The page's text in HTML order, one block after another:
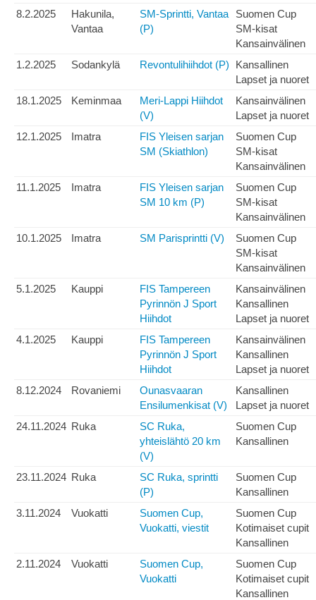
8.2.2025
Hakunila,
Vantaa
SM-Sprintti, Vantaa
(P)
Suomen Cup
SM-kisat
Kansainvälinen
1.2.2025
Sodankylä Revontulihiihdot (P)
Kansallinen
Lapset ja nuoret
18.1.2025
Keminmaa
Meri-Lappi Hiihdot
(V)
Kansainvälinen
Lapset ja nuoret
12.1.2025
Imatra
FIS Yleisen sarjan
SM (Skiathlon)
Suomen Cup
SM-kisat
Kansainvälinen
11.1.2025
Imatra
FIS Yleisen sarjan
SM 10 km (P)
Suomen Cup
SM-kisat
Kansainvälinen
10.1.2025
Imatra SM Parisprintti (V)
Suomen Cup
SM-kisat
Kansainvälinen
5.1.2025
Kauppi
FIS Tampereen
Pyrinnön J Sport
Hiihdot
Kansainvälinen
Kansallinen
Lapset ja nuoret
4.1.2025
Kauppi
FIS Tampereen
Pyrinnön J Sport
Hiihdot
Kansainvälinen
Kansallinen
Lapset ja nuoret
8.12.2024
Rovaniemi
Ounasvaaran
Ensilumenkisat (V)
Kansallinen
Lapset ja nuoret
24.11.2024 Ruka
SC Ruka,
yhteislähtö 20 km
(V)
Suomen Cup
Kansallinen
23.11.2024 Ruka
SC Ruka, sprintti
(P)
Suomen Cup
Kansallinen
3.11.2024
Vuokatti
Suomen Cup,
Vuokatti, viestit
Suomen Cup
Kotimaiset cupit
Kansallinen
2.11.2024
Vuokatti
Suomen Cup,
Vuokatti
Suomen Cup
Kotimaiset cupit
Kansallinen